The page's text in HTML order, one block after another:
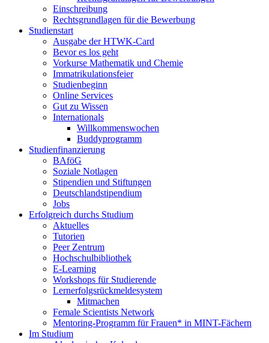
Einschreibung
Rechtsgrundlagen für die Bewerbung
Studienstart
Ausgabe der HTWK-Card
Bevor es los geht
Vorkurse Mathematik und Chemie
Immatrikulationsfeier
Studienbeginn
Online Services
Gut zu Wissen
Internationals
Willkommenswochen
Buddyprogramm
Studienfinanzierung
BAföG
Soziale Notlagen
Stipendien und Stiftungen
Deutschlandstipendium
Jobs
Erfolgreich durchs Studium
Aktuelles
Tutorien
Peer Zentrum
Hochschulbibliothek
E-Learning
Workshops für Studierende
Lernerfolgsrückmeldesystem
Mitmachen
Female Scientists Network
Mentoring-Programm für Frauen* in MINT-Fächern
Im Studium